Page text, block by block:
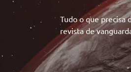
Tudo o que precisa
revista de